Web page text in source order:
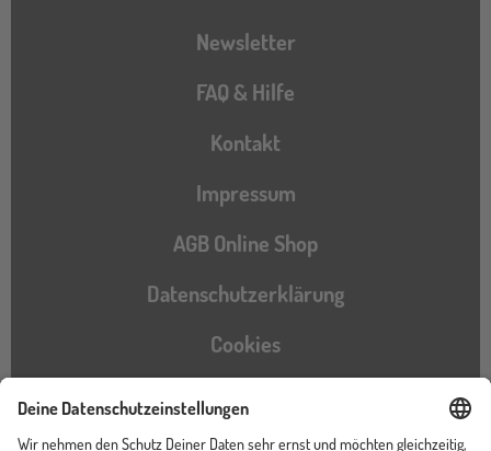
Newsletter
FAQ & Hilfe
Kontakt
Impressum
AGB Online Shop
Datenschutzerklärung
Cookies
Barrierefreiheitserklärung